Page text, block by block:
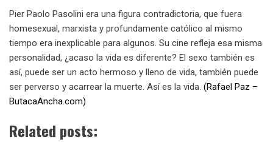
Pier Paolo Pasolini era una figura contradictoria, que fuera
homesexual, marxista y profundamente católico al mismo
tiempo era inexplicable para algunos. Su cine refleja esa misma
personalidad, ¿acaso la vida es diferente? El sexo también es
así, puede ser un acto hermoso y lleno de vida, también puede
ser perverso y acarrear la muerte. Así es la vida. (Rafael Paz –
ButacaAncha.com)
Related posts: